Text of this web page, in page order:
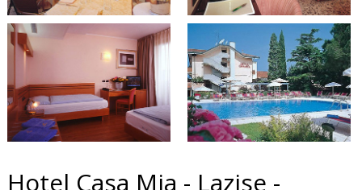
Hotel Casa Mia - Lazise -